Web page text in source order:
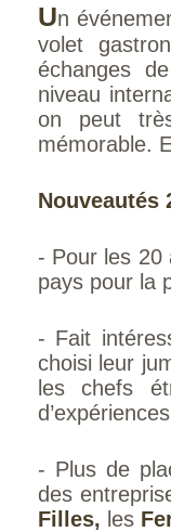
Un
volet
échanges
niveau
on peut
mémorable.
Nouveautés
- Pour les
pays pour la
- Fait
choisi leur
les chefs
- Plus de
des
Filles, les